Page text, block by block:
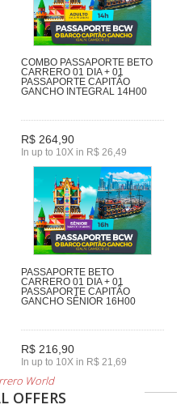
COMBO PASSAPORTE BETO
CARRERO 01 DIA + 01
PASSAPORTE CAPITÃO
GANCHO INTEGRAL 14H00
R$ 264,90
In up to 10X in R$ 26,49
PASSAPORTE BETO
CARRERO 01 DIA + 01
PASSAPORTE CAPITÃO
GANCHO SÊNIOR 16H00
R$ 216,90
In up to 10X in R$ 21,69
World
OFFERS